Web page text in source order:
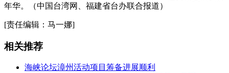
年华。（中国台湾网、福建省台办联合报道）
[责任编辑：马一娜]
相关推荐
海峡论坛漳州活动项目筹备进展顺利